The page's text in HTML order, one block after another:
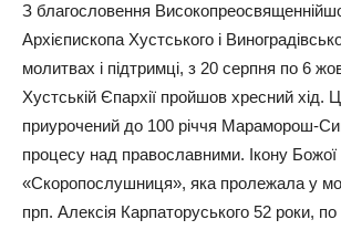
З благословення
Архієпископа Хустського і
молитвах і підтримці, з 20 серпня по 6
Хустській Єпархії пройшов хресний хід.
приурочений до 100 річчя Мараморош-
процесу над православними. Ікону Божої
«Скоропослушниця», яка пролежала у
прп. Алексія Карпаторуського 52 роки, по